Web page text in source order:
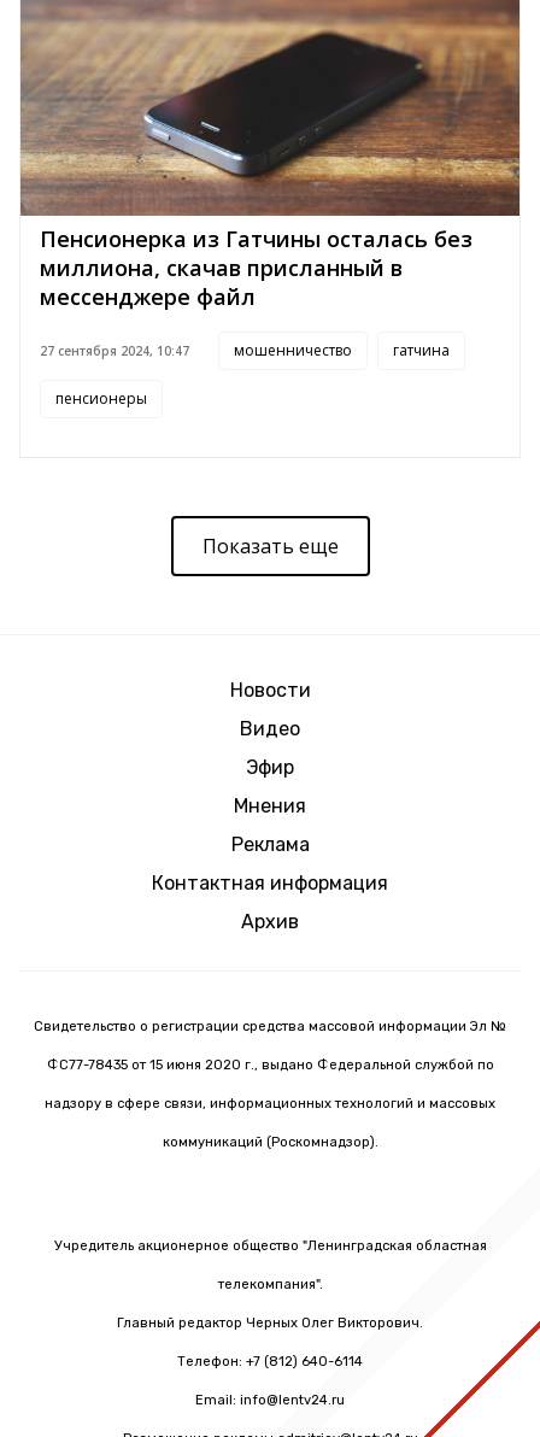
Пенсионерка из Гатчины осталась без
миллиона, скачав присланный в
мессенджере файл
27 сентября 2024, 10:47 мошенничество гатчина
пенсионеры
Показать еще
Новости
Видео
Эфир
Мнения
Реклама
Контактная информация
Архив
Свидетельство о регистрации средства массовой информации Эл №
ФС77-78435 от 15 июня 2020 г., выдано Федеральной службой по
надзору в сфере связи, информационных технологий и массовых
коммуникаций (Роскомнадзор).
Учредитель акционерное общество "Ленинградская областная
телекомпания".
Главный редактор Черных Олег Викторович.
Телефон: +7 (812) 640-6114
Email: info@lentv24.ru